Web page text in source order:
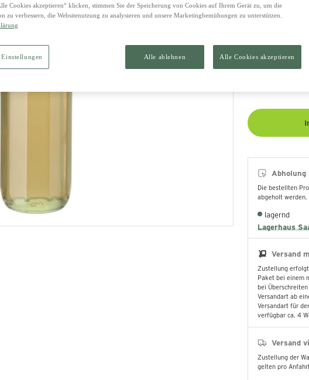
2,99 €
Inhalt
Abholung
Die bestellten
abgeholt werden.
lagernd
Lagerhaus
Versand
Zustellung
Paket bei einem
bei
Versandart ab
Versandart für
verfügbar ca. 4
Versand
Zustellung der
gelten pro
Cookies akzeptieren“ klicken, stimmen Sie der Speicherung von Cookies auf Ihrem Gerät zu, um die
zu verbessern, die Websitenutzung zu analysieren und unsere Marketingbemühungen zu unterstützen.
Alle ablehnen Alle Cookies akzeptieren